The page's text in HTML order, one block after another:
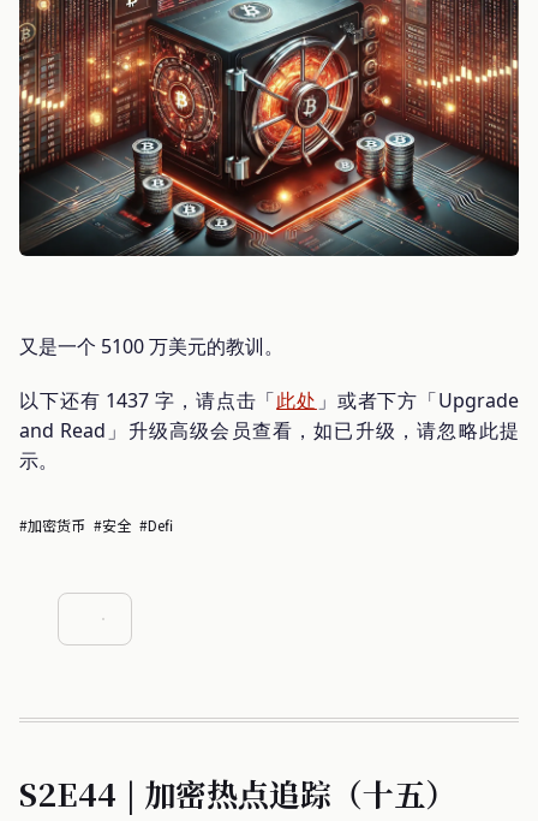
又是一个 5100 万美元的教训。
以下还有 1437 字，请点击「此处 」或者下方「Upgrade
and Read」升级高级会员查看，如已升级，请忽略此提
示。
#加密货币 #安全 #Defi
S2E44 | 加密热点追踪（十五）